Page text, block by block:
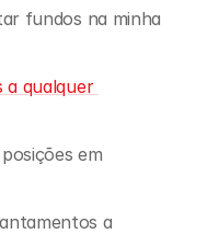
fundos na minha
a qualquer
em
a